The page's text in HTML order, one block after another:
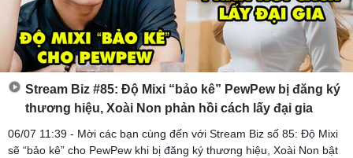
Stream Biz #85: Độ Mixi “bảo kê” PewPew bị đăng ký
thương hiệu, Xoài Non phản hồi cách lấy đại gia
06/07 11:39 - Mời các bạn cùng đến với Stream Biz số 85: Độ Mixi
sẽ “bảo kê” cho PewPew khi bị đăng ký thương hiệu, Xoài Non bật